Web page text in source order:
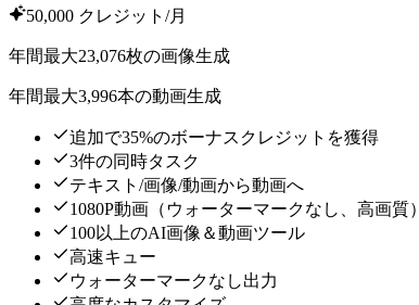
50,000 クレジット/月
年間最大23,076枚の画像生成
年間最大3,996本の動画生成
追加で35%のボーナスクレジットを獲得
3件の同時タスク
テキスト/画像/動画から動画へ
1080P動画（ウォーターマークなし、高画質）
100以上のAI画像＆動画ツール
高速キュー
ウォーターマークなし出力